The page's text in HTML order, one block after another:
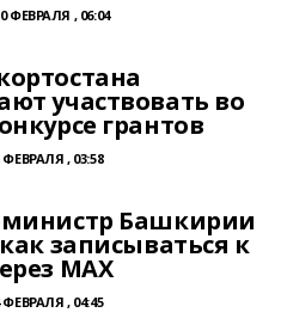
ФЕВРАЛЯ , 06:04
участвовать во
грантов
ФЕВРАЛЯ , 03:58
Башкирии
записываться к
МАХ
ФЕВРАЛЯ , 04:45